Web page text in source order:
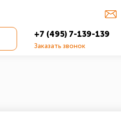
+7 (495) 7-139-139
Заказать звонок